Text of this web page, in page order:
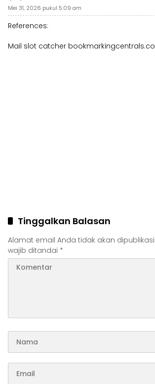
Mei 31, 2026 pukul 5:09 am
References:
Mail slot catcher
Tinggalkan Balasan
Alamat email Anda tidak akan
wajib ditandai *